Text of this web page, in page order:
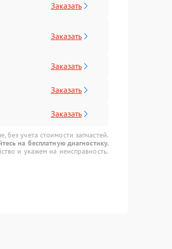
Заказать
Заказать
Заказать
Заказать
Заказать
учета стоимости запчастей.
на бесплатную диагностику.
и укажем на неисправность.